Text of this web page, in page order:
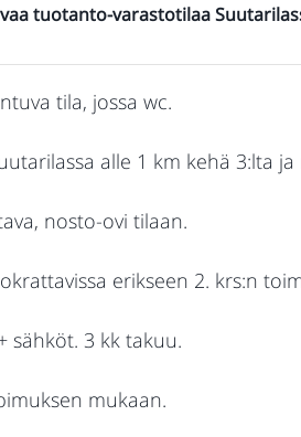
tuotanto-varastotilaa
tila, jossa wc.
alle 1 km kehä 3:lta
nosto-ovi tilaan.
erikseen 2. krs:n
sähköt. 3 kk takuu.
mukaan.